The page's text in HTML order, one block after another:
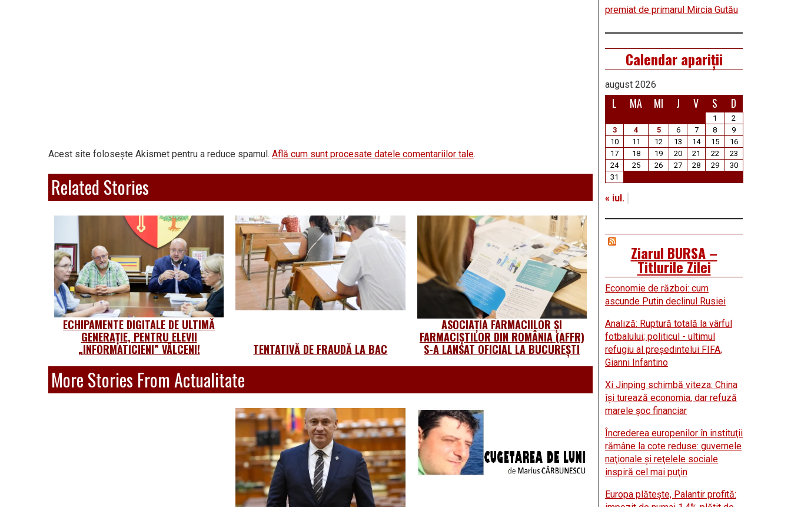
Acest site folosește Akismet pentru a reduce spamul. Află cum sunt procesate datele comentariilor tale.
Related Stories
ECHIPAMENTE DIGITALE DE ULTIMĂ
GENERAȚIE, PENTRU ELEVII
„INFORMATICIENI” VÂLCENI!
TENTATIVĂ DE FRAUDĂ LA BAC
ASOCIAȚIA FARMACIILOR ȘI
FARMACIȘTILOR DIN ROMÂNIA (AFFR)
S-A LANSAT OFICIAL LA BUCUREȘTI
More Stories From Actualitate
premiat de primarul Mircia Gutău
Calendar apariții
august 2026
L MA MI J V S D
1
2
3
4 5 6 7 8
9
10
11 12 13 14 15
16
17
18 19 20 21 22
23
24
25 26 27 28 29
30
31
« iul.
Ziarul BURSA –
Titlurile Zilei
Economie de război: cum
ascunde Putin declinul Rusiei
Analiză: Ruptură totală la vârful
fotbalului; politicul - ultimul
refugiu al preşedintelui FIFA,
Gianni Infantino
Xi Jinping schimbă viteza: China
îşi turează economia, dar refuză
marele şoc financiar
Încrederea europenilor în instituţii
rămâne la cote reduse: guvernele
naţionale şi reţelele sociale
inspiră cel mai puţin
Europa plăteşte, Palantir profită: